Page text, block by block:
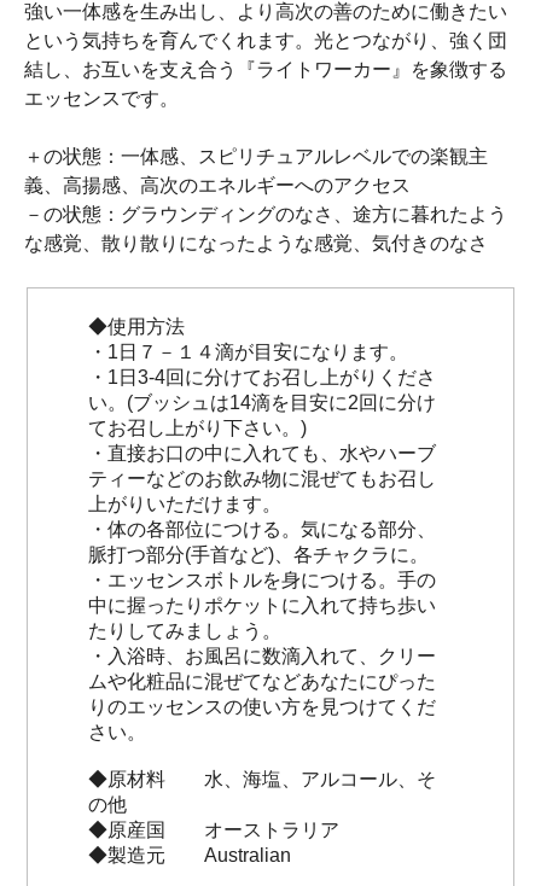
強い一体感を生み出し、より高次の善のために働きたい
という気持ちを育んでくれます。光とつながり、強く団
結し、お互いを支え合う『ライトワーカー』を象徴する
エッセンスです。
＋の状態：一体感、スピリチュアルレベルでの楽観主
義、高揚感、高次のエネルギーへのアクセス
－の状態：グラウンディングのなさ、途方に暮れたよう
な感覚、散り散りになったような感覚、気付きのなさ
◆使用方法
・1日７－１４滴が目安になります。
・1日3-4回に分けてお召し上がりくださ
い。(ブッシュは14滴を目安に2回に分け
てお召し上がり下さい。)
・直接お口の中に入れても、水やハーブ
ティーなどのお飲み物に混ぜてもお召し
上がりいただけます。
・体の各部位につける。気になる部分、
脈打つ部分(手首など)、各チャクラに。
・エッセンスボトルを身につける。手の
中に握ったりポケットに入れて持ち歩い
たりしてみましょう。
・入浴時、お風呂に数滴入れて、クリー
ムや化粧品に混ぜてなどあなたにぴった
りのエッセンスの使い方を見つけてくだ
さい。
◆原材料 水、海塩、アルコール、そ
の他
◆原産国 オーストラリア
◆製造元 Australian